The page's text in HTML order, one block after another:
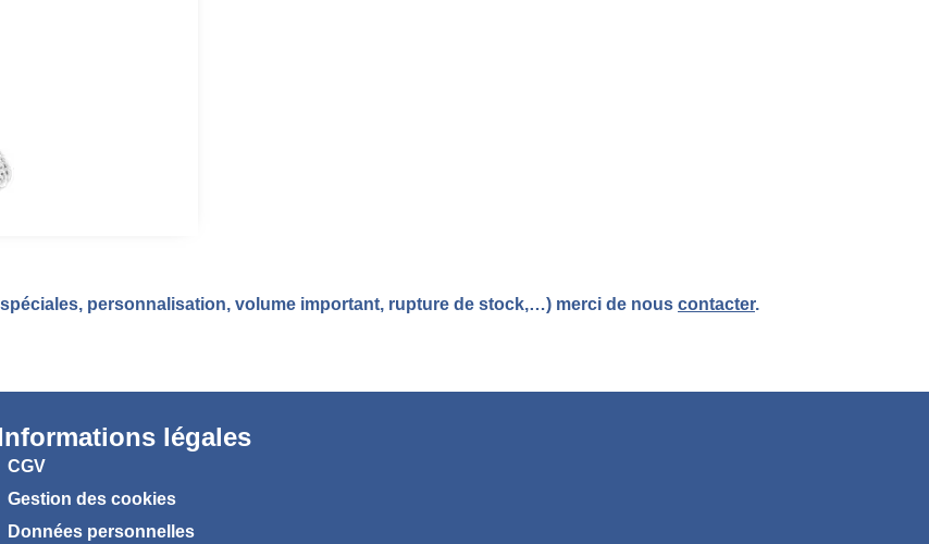
personnalisation, volume important, rupture de stock,…) merci de nous contacter.
légales
CGV
Gestion des cookies
Données personnelles